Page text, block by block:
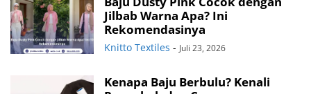
Jilbab Warna Apa? Ini
Rekomendasinya
Knitto Textiles - Juli 23, 2026
Kenapa Baju Berbulu? Kenali